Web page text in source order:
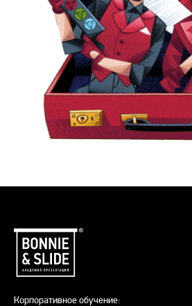
Корпоративное обучение: